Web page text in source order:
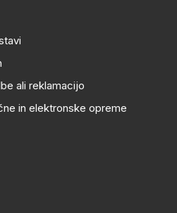
ali reklamacijo
in elektronske opreme